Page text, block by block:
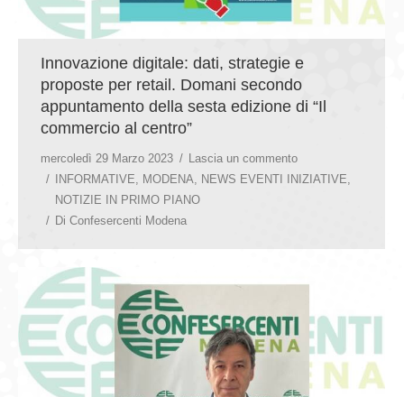
Innovazione digitale: dati, strategie e
proposte per retail. Domani secondo
appuntamento della sesta edizione di “Il
commercio al centro”
mercoledì 29 Marzo 2023
Lascia un commento
INFORMATIVE
MODENA NEWS EVENTI INIZIATIVE
NOTIZIE IN PRIMO PIANO
Di Confesercenti Modena